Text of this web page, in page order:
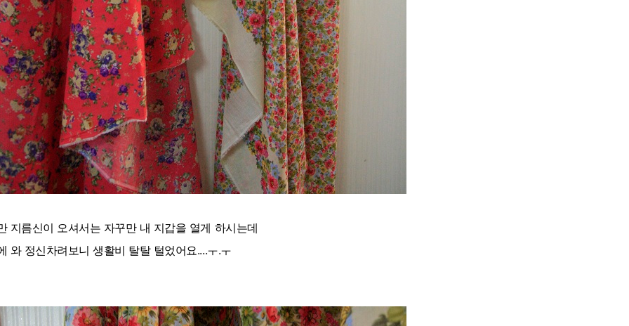
지름신이 오셔서는 자꾸만 내 지갑을 열게 하시는데
와 정신차려보니 생활비 탈탈 털었어요....ㅜ.ㅜ